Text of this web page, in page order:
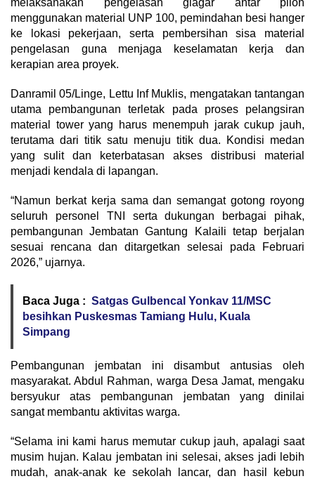
melaksanakan pengelasan glagar antar pilon
menggunakan material UNP 100, pemindahan besi hanger
ke lokasi pekerjaan, serta pembersihan sisa material
pengelasan guna menjaga keselamatan kerja dan
kerapian area proyek.
Danramil 05/Linge, Lettu Inf Muklis, mengatakan tantangan
utama pembangunan terletak pada proses pelangsiran
material tower yang harus menempuh jarak cukup jauh,
terutama dari titik satu menuju titik dua. Kondisi medan
yang sulit dan keterbatasan akses distribusi material
menjadi kendala di lapangan.
“Namun berkat kerja sama dan semangat gotong royong
seluruh personel TNI serta dukungan berbagai pihak,
pembangunan Jembatan Gantung Kalaili tetap berjalan
sesuai rencana dan ditargetkan selesai pada Februari
2026,” ujarnya.
Baca Juga : Satgas Gulbencal Yonkav 11/MSC
besihkan Puskesmas Tamiang Hulu, Kuala
Simpang
Pembangunan jembatan ini disambut antusias oleh
masyarakat. Abdul Rahman, warga Desa Jamat, mengaku
bersyukur atas pembangunan jembatan yang dinilai
sangat membantu aktivitas warga.
“Selama ini kami harus memutar cukup jauh, apalagi saat
musim hujan. Kalau jembatan ini selesai, akses jadi lebih
mudah, anak-anak ke sekolah lancar, dan hasil kebun